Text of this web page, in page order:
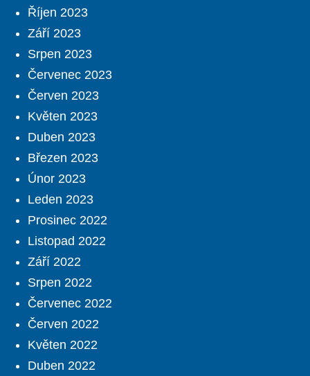
Říjen 2023
Září 2023
Srpen 2023
Červenec 2023
Červen 2023
Květen 2023
Duben 2023
Březen 2023
Únor 2023
Leden 2023
Prosinec 2022
Listopad 2022
Září 2022
Srpen 2022
Červenec 2022
Červen 2022
Květen 2022
Duben 2022